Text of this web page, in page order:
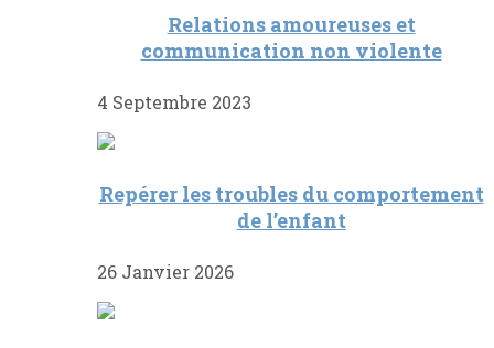
Relations amoureuses et
communication non violente
4 Septembre 2023
Repérer les troubles du comportement
de l’enfant
26 Janvier 2026